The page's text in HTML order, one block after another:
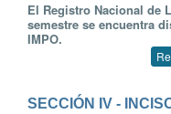
El Registro Nacional de
semestre se encuentra
IMPO.
SECCIÓN IV -